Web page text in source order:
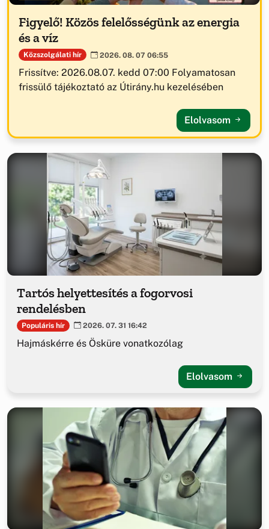
Figyelő! Közös felelősségünk az energia
és a víz
Közszolgálati hír 2026. 08. 07 06:55
Frissítve: 2026.08.07. kedd 07:00 Folyamatosan
frissülő tájékoztató az Útirány.hu kezelésében
Elolvasom
Tartós helyettesítés a fogorvosi
rendelésben
Populáris hír 2026. 07. 31 16:42
Hajmáskérre és Ösküre vonatkozólag
Elolvasom